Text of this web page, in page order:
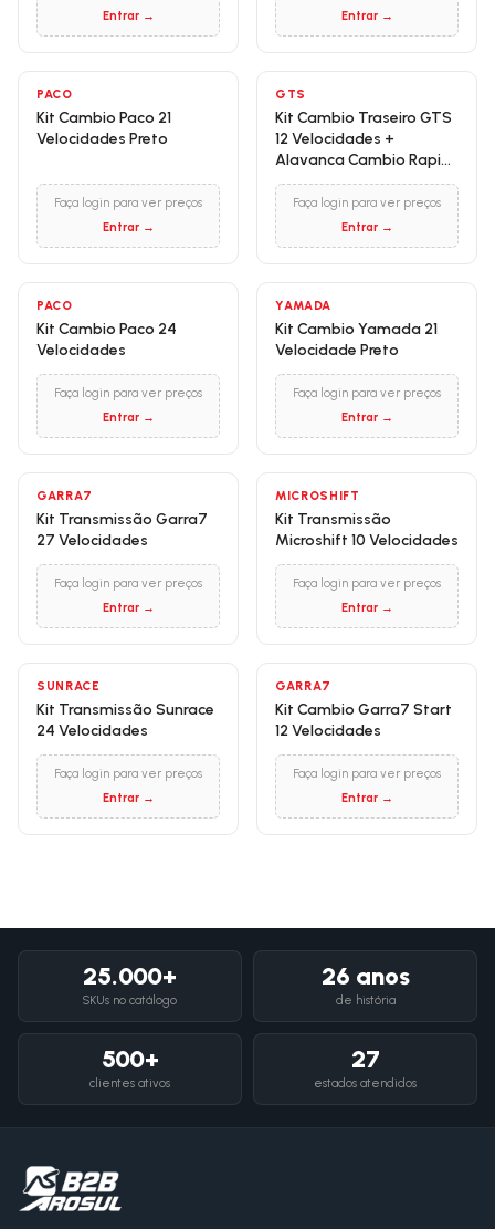
Entrar →
Entrar →
PACO
Kit Cambio Paco 21
Velocidades Preto
Faça login para ver preços
Entrar →
GTS
Kit Cambio Traseiro GTS
12 Velocidades +
Alavanca Cambio Rapid
Fire GTS 12 Velocidades
Faça login para ver preços
Entrar →
PACO
Kit Cambio Paco 24
Velocidades
Faça login para ver preços
Entrar →
YAMADA
Kit Cambio Yamada 21
Velocidade Preto
Faça login para ver preços
Entrar →
GARRA7
Kit Transmissão Garra7
27 Velocidades
Faça login para ver preços
Entrar →
MICROSHIFT
Kit Transmissão
Microshift 10 Velocidades
Faça login para ver preços
Entrar →
SUNRACE
Kit Transmissão Sunrace
24 Velocidades
Faça login para ver preços
Entrar →
GARRA7
Kit Cambio Garra7 Start
12 Velocidades
Faça login para ver preços
Entrar →
25.000+
SKUs no catálogo
26 anos
de história
500+
clientes ativos
27
estados atendidos